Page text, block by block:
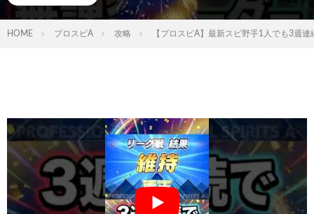
HOME プロスピA 攻略 【プロスピA】最新スピ野手1人でも3週